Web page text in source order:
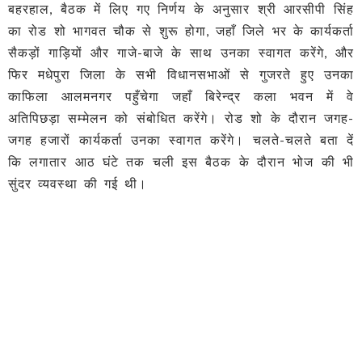
बहरहाल, बैठक में लिए गए निर्णय के अनुसार श्री आरसीपी सिंह
का रोड शो भागवत चौक से शुरू होगा, जहाँ जिले भर के कार्यकर्ता
सैकड़ों गाड़ियों और गाजे-बाजे के साथ उनका स्वागत करेंगे, और
फिर मधेपुरा जिला के सभी विधानसभाओं से गुजरते हुए उनका
काफिला आलमनगर पहुँचेगा जहाँ बिरेन्द्र कला भवन में वे
अतिपिछड़ा सम्मेलन को संबोधित करेंगे। रोड शो के दौरान जगह-
जगह हजारों कार्यकर्ता उनका स्वागत करेंगे। चलते-चलते बता दें
कि लगातार आठ घंटे तक चली इस बैठक के दौरान भोज की भी
सुंदर व्यवस्था की गई थी।